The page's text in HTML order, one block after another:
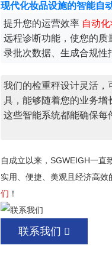
现代化妆品设施的智能自
提升您的运营效率 自动
远程诊断功能，使您的质
录批次数据、生成合规性
我们的检重秤设计灵活
具，能够随着您的业务增
这些智能系统都能确保每
自成立以来，SGWEIGH一
实用、便捷、美观且经济高
们 ！
联系我们